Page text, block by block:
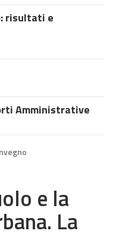
risultati e
Amministrative
e la
La